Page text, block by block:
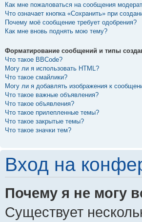
Как мне пожаловаться на сообщения
Что означает кнопка «Сохранить» при
Почему моё сообщение требует одобрения?
Как мне вновь поднять мою тему?
Форматирование сообщений и типы
Что такое BBCode?
Могу ли я использовать HTML?
Что такое смайлики?
Могу ли я добавлять изображения к
Что такое важные объявления?
Что такое объявления?
Что такое прилепленные темы?
Что такое закрытые темы?
Что такое значки тем?
Вход на
Почему я не могу
Существует